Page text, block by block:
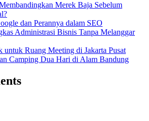
Merek Baja Sebelum
dan Perannya dalam SEO
Administrasi Bisnis Tanpa Melanggar
untuk Ruang Meeting di Jakarta Pusat
Camping Dua Hari di Alam Bandung